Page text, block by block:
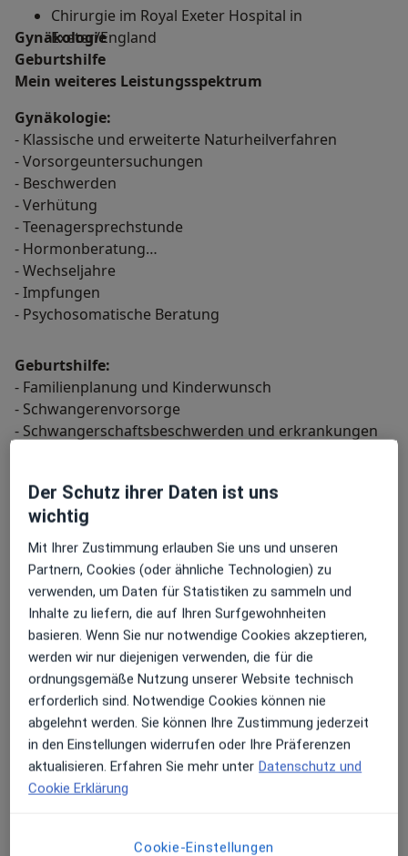
Chirurgie im Royal Exeter Hospital in
Exeter/England
Gynäkologie
Geburtshilfe
Mein weiteres Leistungs­spektrum
Gynäkologie:
- Klassische und erweiterte Naturheilverfahren
- Vorsorgeuntersuchungen
- Beschwerden
- Verhütung
- Teenagersprechstunde
- Hormonberatung
- Wechseljahre
- Impfungen
- Psychosomatische Beratung
Geburtshilfe:
- Familienplanung und Kinderwunsch
- Schwangerenvorsorge
- Schwangerschaftsbeschwerden und erkrankungen
mehrÜber mich
Konsultationsformate
PersönlichStandorte anzeigen (1)
Fotos und Videos
Galerie ansehen (4)
über Erfahrungen
Der Schutz ihrer Daten ist uns
wichtig
Mit Ihrer Zustimmung erlauben Sie uns und unseren
Partnern, Cookies (oder ähnliche Technologien) zu
verwenden, um Daten für Statistiken zu sammeln und
Inhalte zu liefern, die auf Ihren Surfgewohnheiten
basieren. Wenn Sie nur notwendige Cookies akzeptieren,
werden wir nur diejenigen verwenden, die für die
ordnungsgemäße Nutzung unserer Website technisch
erforderlich sind. Notwendige Cookies können nie
abgelehnt werden. Sie können Ihre Zustimmung jederzeit
in den Einstellungen widerrufen oder Ihre Präferenzen
aktualisieren. Erfahren Sie mehr unter Datenschutz und
Cookie Erklärung
Cookie-Einstellungen